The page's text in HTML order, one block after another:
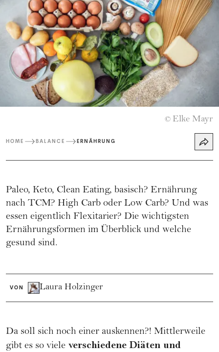
© Elke Mayr
HOME BALANCE ERNÄHRUNG
Paleo, Keto, Clean Eating, basisch? Ernährung
nach TCM? High Carb oder Low Carb? Und was
essen eigentlich Flexitarier? Die wichtigsten
Ernährungsformen im Überblick und welche
gesund sind.
VON Laura Holzinger
Da soll sich noch einer auskennen?! Mittlerweile
gibt es so viele verschiedene Diäten und